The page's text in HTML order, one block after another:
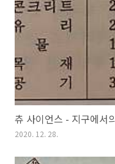
츄 사이언스 - 지구에서
2020. 12. 28.